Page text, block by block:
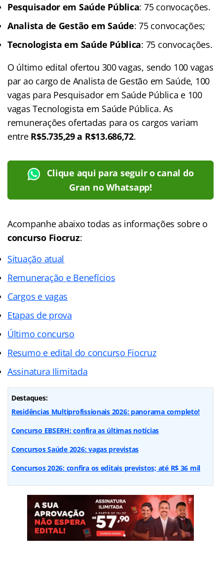
Pesquisador em Saúde Pública: 75 convocações.
Analista de Gestão em Saúde: 75 convocações;
Tecnologista em Saúde Pública: 75 convocações.
O último edital ofertou 300 vagas, sendo 100 vagas
par ao cargo de Analista de Gestão em Saúde, 100
vagas para Pesquisador em Saúde Pública e 100
vagas Tecnologista em Saúde Pública. As
remunerações ofertadas para os cargos variam
entre R$5.735,29 a R$13.686,72.
Clique aqui para seguir o canal do
Gran no Whatsapp!
Acompanhe abaixo todas as informações sobre o
concurso Fiocruz:
Situação atual
Remuneração e Benefícios
Cargos e vagas
Etapas de prova
Último concurso
Resumo e edital do concurso Fiocruz
Assinatura Ilimitada
Destaques:
Residências Multiprofissionais 2026: panorama completo!
Concurso EBSERH: confira as últimas notícias
Concursos Saúde 2026: vagas previstas
Concursos 2026: confira os editais previstos; até R$ 36 mil